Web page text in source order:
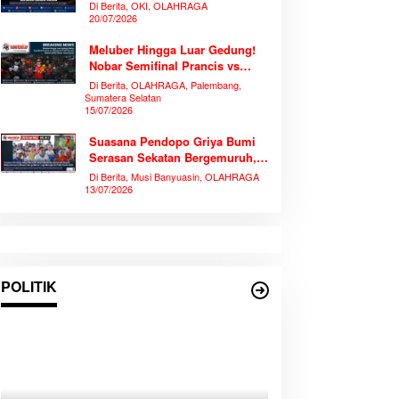
Ribuan Warga
Di Berita, OKI, OLAHRAGA
20/07/2026
Meluber Hingga Luar Gedung!
Nobar Semifinal Prancis vs
Spanyol di TVRI Sumsel
Memecahkan Rekor Antusiasme
Di Berita, OLAHRAGA, Palembang,
Sumatera Selatan
15/07/2026
Suasana Pendopo Griya Bumi
Serasan Sekatan Bergemuruh,
Bupati Muba Bersama Ribuan
Warga Nobar Laga Bersejarah
Di Berita, Musi Banyuasin, OLAHRAGA
13/07/2026
POLITIK